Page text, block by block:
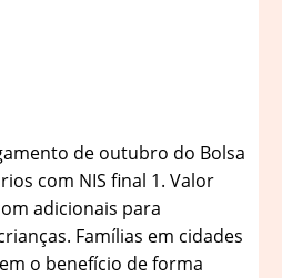
de outubro do Bolsa
com NIS final 1. Valor
adicionais para
Famílias em cidades
o benefício de forma